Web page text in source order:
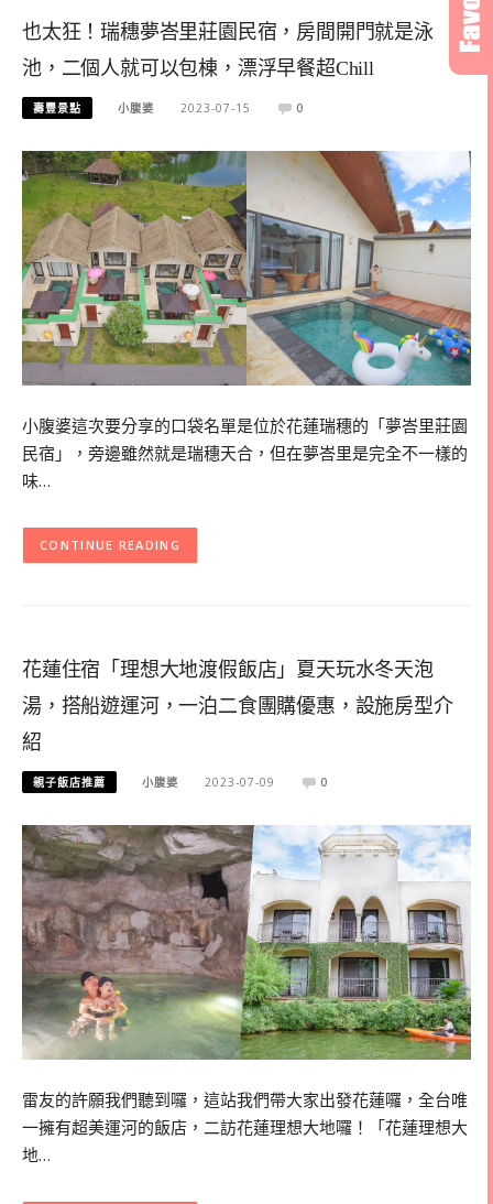
也太狂！瑞穗夢峇里莊園民宿，房間開門就是泳
池，二個人就可以包棟，漂浮早餐超Chill
壽豐景點 小腹婆 2023-07-15 0
小腹婆這次要分享的口袋名單是位於花蓮瑞穗的「夢峇里莊園
民宿」，旁邊雖然就是瑞穗天合，但在夢峇里是完全不一樣的
味…
CONTINUE READING
花蓮住宿「理想大地渡假飯店」夏天玩水冬天泡
湯，搭船遊運河，一泊二食團購優惠，設施房型介
紹
親子飯店推薦 小腹婆 2023-07-09 0
雷友的許願我們聽到囉，這站我們帶大家出發花蓮囉，全台唯
一擁有超美運河的飯店，二訪花蓮理想大地囉！「花蓮理想大
地…